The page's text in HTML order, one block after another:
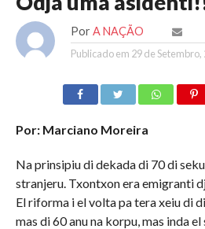
Por A NAÇÃO
Publicado em 29 de Setembro,
Por: Marciano Moreira
Na prinsipiu di dekada di 70 di
stranjeru. Txontxon era emigranti
El riforma i el volta pa tera xeiu di
mas di 60 anu na korpu, mas inda